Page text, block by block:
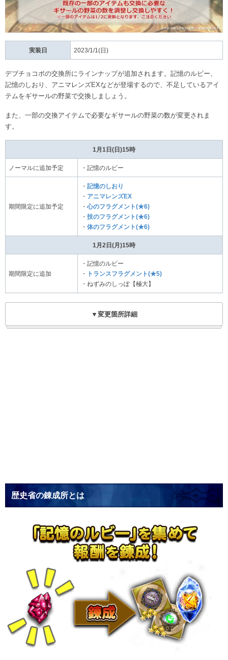
実装日 2023/1/1(日)
デブチョコボの交換所にラインナップが追加されます。記憶のルビー、
記憶のしおり、アニマレンズEXなどが登場するので、不足しているアイ
テムをギサールの野菜で交換しましょう。
また、一部の交換アイテムで必要なギサールの野菜の数が変更されま
す。
1月1日(日)15時
ノーマルに追加予定 ・記憶のルビー
期間限定に追加予定
・ 記憶のしおり
・ アニマレンズEX
・ 心のフラグメント(★6)
・ 技のフラグメント(★6)
・ 体のフラグメント(★6)
1月2日(月)15時
期間限定に追加
・記憶のルビー
・
トランスフラグメント(★5)
・ねずみのしっぽ【極大】
▼変更箇所詳細
歴史省の錬成所とは